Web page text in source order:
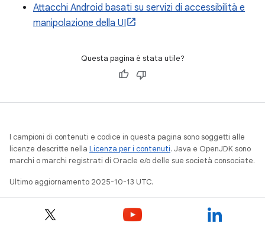
Attacchi Android basati su servizi di accessibilità e
manipolazione della UI
Questa pagina è stata utile?
I campioni di contenuti e codice in questa pagina sono soggetti alle
licenze descritte nella Licenza per i contenuti. Java e OpenJDK sono
marchi o marchi registrati di Oracle e/o delle sue società consociate.
Ultimo aggiornamento 2025-10-13 UTC.